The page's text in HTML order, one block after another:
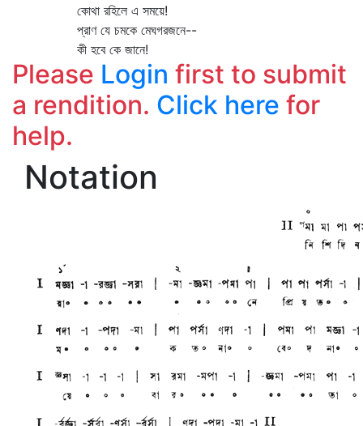
কোথা রহিলে এ সময়ে!
প্রাণ যে চমকে মেঘগরজনে--
কী হবে কে জানে!
Please Login first to submit
a rendition. Click here for
help.
Notation